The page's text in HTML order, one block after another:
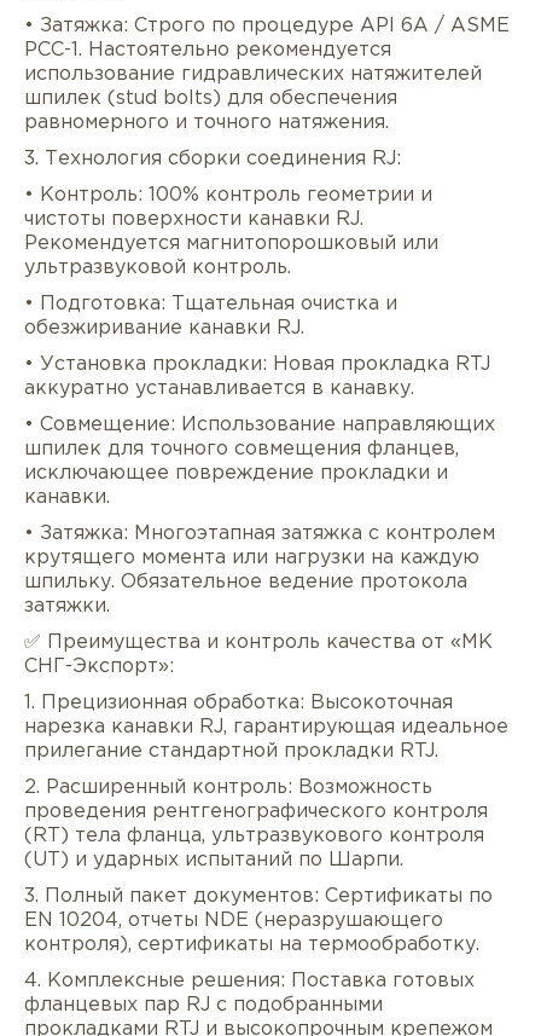
• Затяжка: Строго по процедуре API 6A / ASME
PCC-1. Настоятельно рекомендуется
использование гидравлических натяжителей
шпилек (stud bolts) для обеспечения
равномерного и точного натяжения.
3. Технология сборки соединения RJ:
• Контроль: 100% контроль геометрии и
чистоты поверхности канавки RJ.
Рекомендуется магнитопорошковый или
ультразвуковой контроль.
• Подготовка: Тщательная очистка и
обезжиривание канавки RJ.
• Установка прокладки: Новая прокладка RTJ
аккуратно устанавливается в канавку.
• Совмещение: Использование направляющих
шпилек для точного совмещения фланцев,
исключающее повреждение прокладки и
канавки.
• Затяжка: Многоэтапная затяжка с контролем
крутящего момента или нагрузки на каждую
шпильку. Обязательное ведение протокола
затяжки.
✅ Преимущества и контроль качества от «МК
СНГ-Экспорт»:
1. Прецизионная обработка: Высокоточная
нарезка канавки RJ, гарантирующая идеальное
прилегание стандартной прокладки RTJ.
2. Расширенный контроль: Возможность
проведения рентгенографического контроля
(RT) тела фланца, ультразвукового контроля
(UT) и ударных испытаний по Шарпи.
3. Полный пакет документов: Сертификаты по
EN 10204, отчеты NDE (неразрушающего
контроля), сертификаты на термообработку.
4. Комплексные решения: Поставка готовых
фланцевых пар RJ с подобранными
прокладками RTJ и высокопрочным крепежом